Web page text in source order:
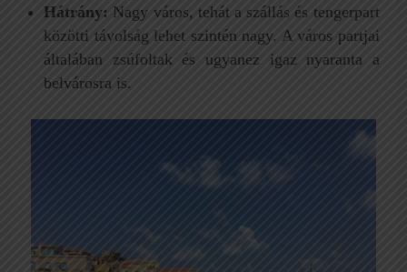
Hátrány: Nagy város, tehát a szállás és tengerpart
közötti távolság lehet szintén nagy. A város partjai
általában zsúfoltak és ugyanez igaz nyaranta a
belvárosra is.